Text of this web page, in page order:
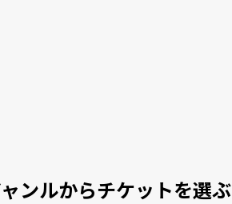
ンルからチケットを選ぶ